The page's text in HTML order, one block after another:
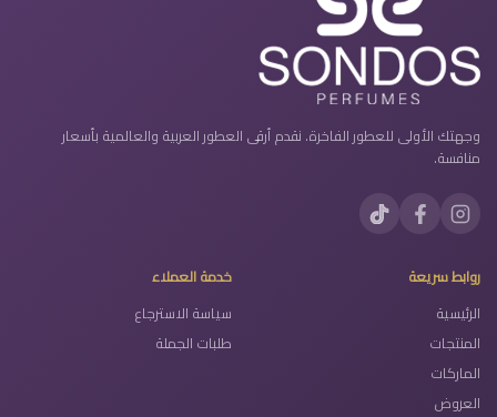
وجهتك الأولى للعطور الفاخرة. نقدم أرقى العطور العربية والعالمية بأسعار
منافسة.
روابط سريعة
الرئيسية
المنتجات
الماركات
العروض
خدمة العملاء
سياسة الاسترجاع
طلبات الجملة